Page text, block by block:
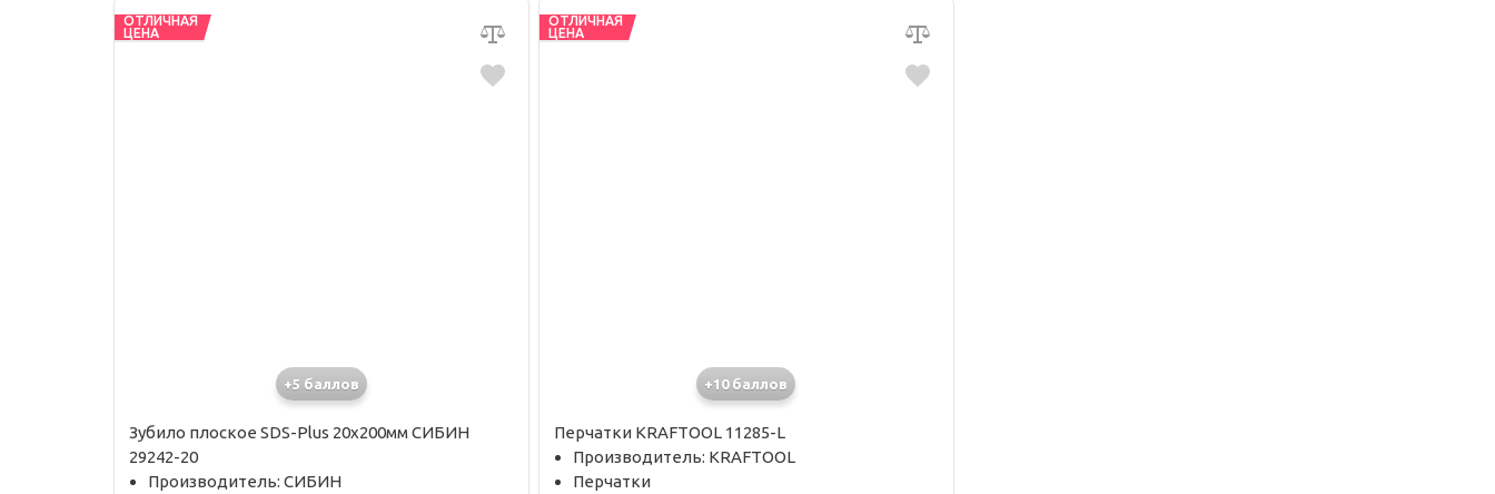
ОТЛИЧНАЯ
ЦЕНА
+5 баллов
Зубило плоское SDS-Plus 20х200мм СИБИН
29242-20
Производитель: СИБИН
ОТЛИЧНАЯ
ЦЕНА
+10 баллов
Перчатки KRAFTOOL 11285-L
Производитель: KRAFTOOL
Перчатки